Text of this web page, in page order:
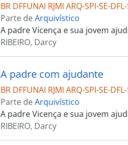
BR DFFUNAI RJMI ARQ-SPI-SE-
Parte deArquivístico
A padre Vicença e sua jovem
RIBEIRO, Darcy
A padre com ajudante
BR DFFUNAI RJMI ARQ-SPI-SE-
Parte deArquivístico
A padre Vicença e sua jovem
RIBEIRO, Darcy